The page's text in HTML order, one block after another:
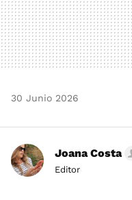
30 Junio 2026
Joana Costa
Editor